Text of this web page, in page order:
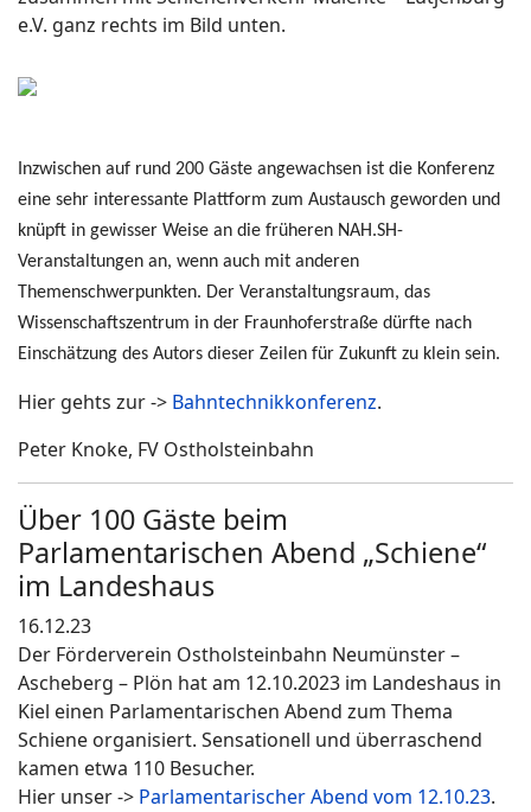
e.V. ganz rechts im Bild unten.
Inzwischen auf rund 200 Gäste angewachsen ist die Konferenz
eine sehr interessante Plattform zum Austausch geworden und
knüpft in gewisser Weise an die früheren NAH.SH-
Veranstaltungen an, wenn auch mit anderen
Themenschwerpunkten. Der Veranstaltungsraum, das
Wissenschaftszentrum in der Fraunhoferstraße dürfte nach
Einschätzung des Autors dieser Zeilen für Zukunft zu klein sein.
Hier gehts zur -> Bahntechnikkonferenz.
Peter Knoke, FV Ostholsteinbahn
Über 100 Gäste beim
Parlamentarischen Abend „Schiene“
im Landeshaus
16.12.23
Der Förderverein Ostholsteinbahn Neumünster –
Ascheberg – Plön hat am 12.10.2023 im Landeshaus in
Kiel einen Parlamentarischen Abend zum Thema
Schiene organisiert. Sensationell und überraschend
kamen etwa 110 Besucher.
Hier unser -> Parlamentarischer Abend vom 12.10.23.